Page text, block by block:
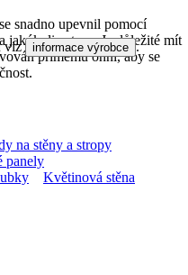
snadno upevnil pomocí
jakýkoliv strop. Je důležité mít
přímému ohni, aby se
viz informace výrobce .
na stěny a stropy
panely
Květinová stěna